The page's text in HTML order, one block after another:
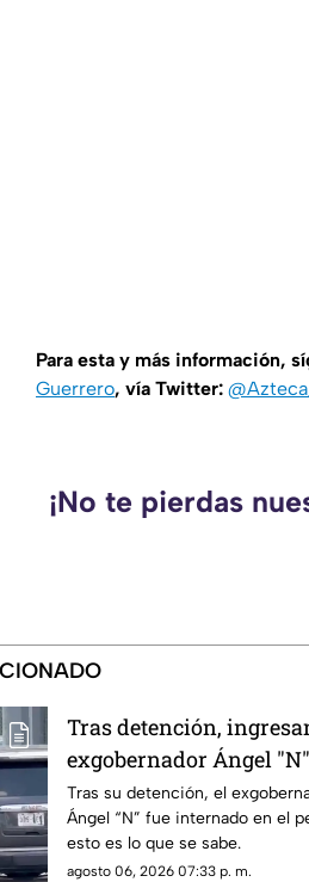
Para esta y más información,
Guerrero, vía Twitter:
¡No te pierdas
Tras detención,
exgobernador Ángel
Altiplano
Tras su detención, el
Ángel “N” fue internado en el
esto es lo que se sabe.
agosto 06, 2026 07:33 p. m.